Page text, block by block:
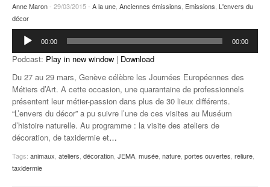
Anne Maron- 29/03/2015 - A la une Anciennes émissions Emissions L'envers du
décor
Lecteur
audio
00:00 00:00
Podcast: Play in new window | Download
Du 27 au 29 mars, Genève célèbre les Journées Européennes des
Métiers d’Art. A cette occasion, une quarantaine de professionnels
présentent leur métier-passion dans plus de 30 lieux différents.
“L’envers du décor” a pu suivre l’une de ces visites au Muséum
d’histoire naturelle. Au programme : la visite des ateliers de
décoration, de taxidermie et…
Tags: animaux ateliers décoration JEMA musée nature portes ouvertes reliure
taxidermie